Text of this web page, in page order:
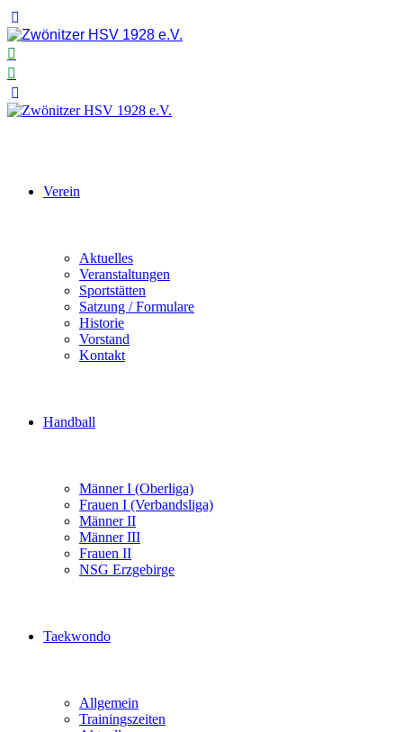
Verein
Aktuelles
Veranstaltungen
Sportstätten
Satzung / Formulare
Historie
Vorstand
Kontakt
Handball
Männer I (Oberliga)
Frauen I (Verbandsliga)
Männer II
Männer III
Frauen II
NSG Erzgebirge
Taekwondo
Allgemein
Trainingszeiten